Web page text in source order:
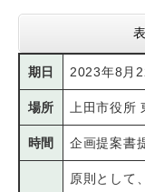
期日 2023年8月
場所 上田市役所
時間 企画提案書
原則として